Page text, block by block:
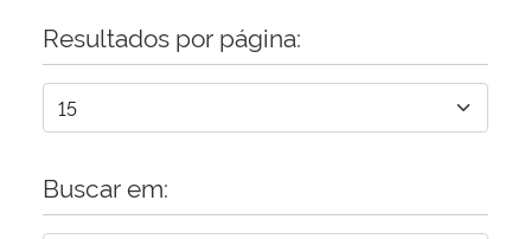
Resultados por página:
Buscar em: